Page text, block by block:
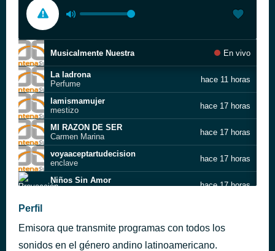
Musicalmente Nuestra En vivo
La ladrona
Perfume
hace 11 horas
lamismamujer
mestizo
hace 17 horas
MI RAZON DE SER
Carmen Marina
hace 17 horas
voyaaceptartudecision
enclave
hace 17 horas
Niños Sin Amor
hace 17 horas
se fue el amor
suri
Perfil
Emisora que transmite programas con todos los
sonidos en el género andino latinoamericano.